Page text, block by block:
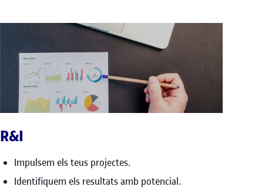
R&I
Impulsem els teus projectes.
Identifiquem els resultats amb potencial.